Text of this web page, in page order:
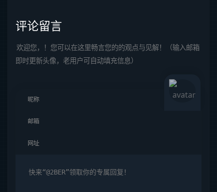
评论留言
欢迎您，！您可以在这里畅言您的的观点与见解！（输入邮箱
即时更新头像，老用户可自动填充信息）